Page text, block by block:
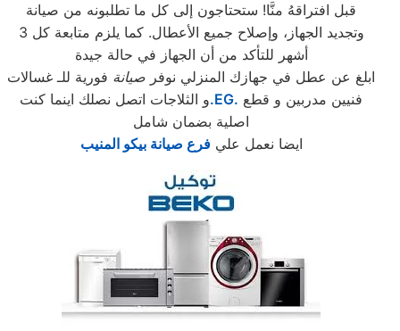
قبل افتراقهُ منَّا! ستحتاجون إلى كل ما تطلبونه من صيانة
وتجديد الجهاز، وإصلاح جميع الأعطال. كما يلزم متابعة كل 3
أشهر للتأكد من أن الجهاز في حالة جيدة
ابلغ عن عطل في جهازك المنزلي نوفر صيانة فورية للـ غسالات
و الثلاجات اتصل نصلك اينما كنت.EG.
اصلية بضمان شامل
ايضا نعمل عليفرع صيانة بيكو المنيب